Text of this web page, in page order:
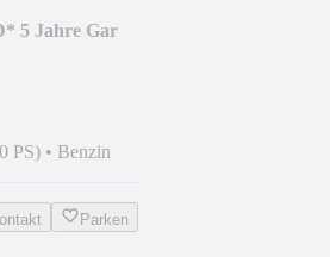
5 Jahre Gar
PS) • Benzin
Parken